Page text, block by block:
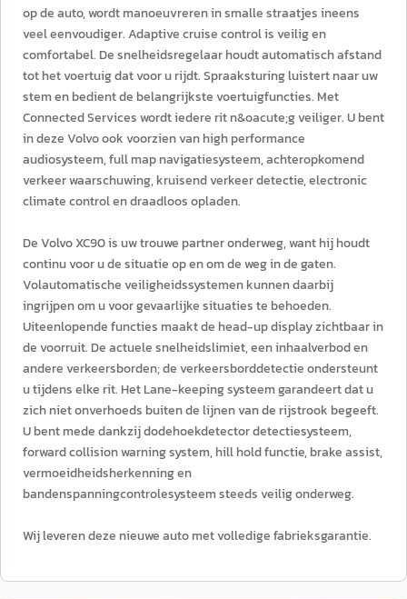
op de auto, wordt manoeuvreren in smalle straatjes ineens
veel eenvoudiger. Adaptive cruise control is veilig en
comfortabel. De snelheidsregelaar houdt automatisch afstand
tot het voertuig dat voor u rijdt. Spraaksturing luistert naar uw
stem en bedient de belangrijkste voertuigfuncties. Met
Connected Services wordt iedere rit n&oacute;g veiliger. U bent
in deze Volvo ook voorzien van high performance
audiosysteem, full map navigatiesysteem, achteropkomend
verkeer waarschuwing, kruisend verkeer detectie, electronic
climate control en draadloos opladen.
De Volvo XC90 is uw trouwe partner onderweg, want hij houdt
continu voor u de situatie op en om de weg in de gaten.
Volautomatische veiligheidssystemen kunnen daarbij
ingrijpen om u voor gevaarlijke situaties te behoeden.
Uiteenlopende functies maakt de head-up display zichtbaar in
de voorruit. De actuele snelheidslimiet, een inhaalverbod en
andere verkeersborden; de verkeersborddetectie ondersteunt
u tijdens elke rit. Het Lane-keeping systeem garandeert dat u
zich niet onverhoeds buiten de lijnen van de rijstrook begeeft.
U bent mede dankzij dodehoekdetector detectiesysteem,
forward collision warning system, hill hold functie, brake assist,
vermoeidheidsherkenning en
bandenspanningcontrolesysteem steeds veilig onderweg.
Wij leveren deze nieuwe auto met volledige fabrieksgarantie.